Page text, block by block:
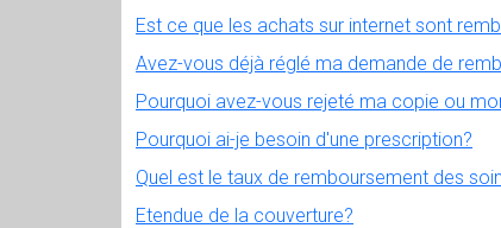
Est ce que les achats sur internet sont
Avez-vous déjà réglé ma demande de
Pourquoi avez-vous rejeté ma copie ou
Pourquoi ai-je besoin d'une prescription?
Quel est le taux de remboursement des
Etendue de la couverture?